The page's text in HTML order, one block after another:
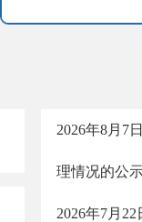
2026年8月7
理情况的公
2026年7月